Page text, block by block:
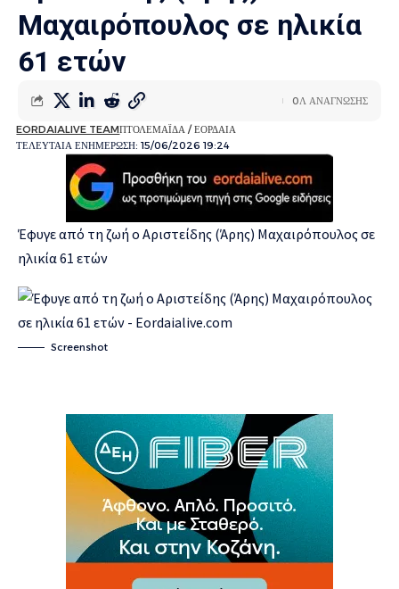
Μαχαιρόπουλος σε ηλικία
61 ετών
ΤΕΛΕΥΤΑΙΑ ΕΝΗΜΕΡΩΣΗ: 15/06/2026 19:24
EORDAIALIVE TEAMΠΤΟΛΕΜΑΪΔΑ / ΕΟΡΔΑΙΑ
0Λ ΑΝΑΓΝΩΣΗΣ
Έφυγε από τη ζωή ο Αριστείδης (Άρης) Μαχαιρόπουλος σε
ηλικία 61 ετών
Screenshot